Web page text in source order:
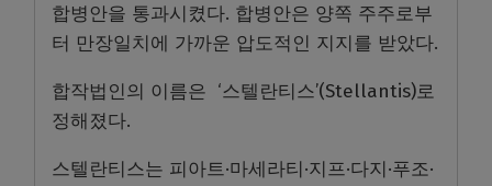
합병안을 통과시켰다. 합병안은 양쪽 주주로부
터 만장일치에 가까운 압도적인 지지를 받았다.
합작법인의 이름은 ‘스텔란티스’(Stellantis)로
정해졌다.
스텔란티스는 피아트·마세라티·지프·다지·푸조·